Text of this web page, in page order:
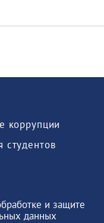
коррупции
и защите
данных